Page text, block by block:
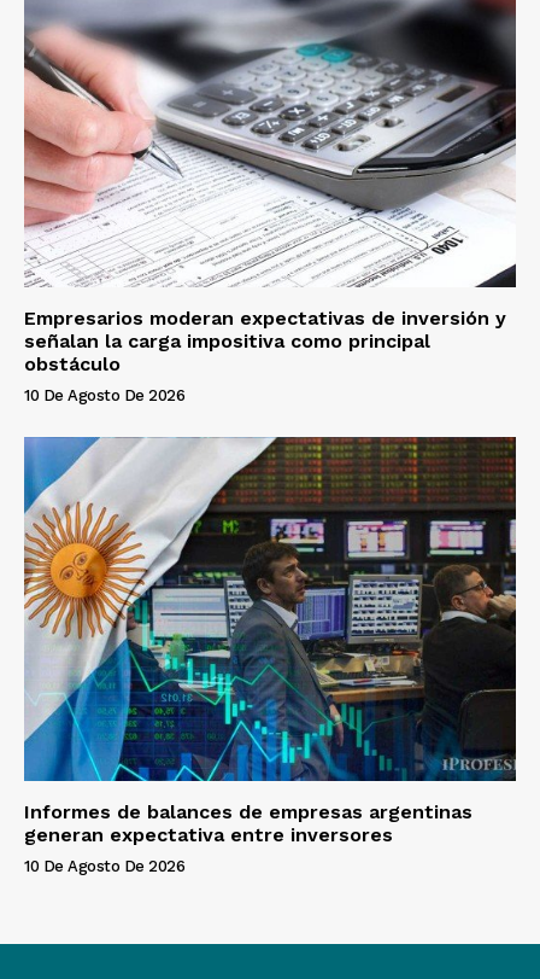
Empresarios moderan expectativas de inversión y
señalan la carga impositiva como principal
obstáculo
10 De Agosto De 2026
Informes de balances de empresas argentinas
generan expectativa entre inversores
10 De Agosto De 2026